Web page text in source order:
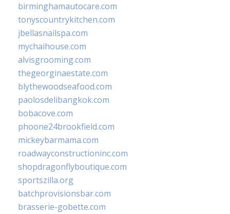
birminghamautocare.com
tonyscountrykitchen.com
jbellasnailspa.com
mychaihouse.com
alvisgrooming.com
thegeorginaestate.com
blythewoodseafood.com
paolosdelibangkok.com
bobacove.com
phoone24brookfield.com
mickeybarmama.com
roadwayconstructioninc.com
shopdragonflyboutique.com
sportszilla.org
batchprovisionsbar.com
brasserie-gobette.com